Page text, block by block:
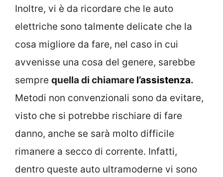
Inoltre, vi è da ricordare che le auto
elettriche sono talmente delicate che la
cosa migliore da fare, nel caso in cui
avvenisse una cosa del genere, sarebbe
sempre quella di chiamare l’assistenza.
Metodi non convenzionali sono da evitare,
visto che si potrebbe rischiare di fare
danno, anche se sarà molto difficile
rimanere a secco di corrente. Infatti,
dentro queste auto ultramoderne vi sono